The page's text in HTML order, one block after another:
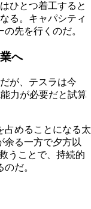
ひとつ着工すると
る。キャパシティ
先を行くのだ。
へ
が、テスラは今
力が必要だと試算
占めることになる太
余る一方で夕方以
うことで、持続的
だ。